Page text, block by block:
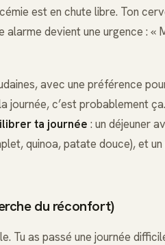
est en chute libre. Ton
devient une urgence : «
avec une préférence
journée, c’est probablement
ta journée : un déjeuner
quinoa, patate douce), et
du réconfort)
Tu as passé une journée